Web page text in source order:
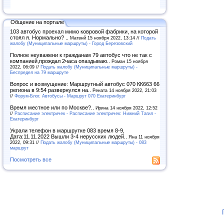
Общение на портале
103 автобус проехал мимо ковровой фабрики, на которой
стоял я. Нормально? .. Матвнй 15 ноября 2022, 13:14 // Подать
жалобу (Муниципальные маршруты) - Город Березовский
Полное неуважени к гражданам 79 автобус что не так с
компанией,прождал 2часа опаздываю.. Роман 15 ноября
2022, 06:09 // Подать жалобу (Муниципальные маршруты) -
Беспредел на 79 маршруте
Вопрос и возмущение: Маршрутный автобус 070 КК663 66
региона в 9:54 развернулся на.. Рената 14 ноября 2022, 21:03
// Форум-Блог. Автобусы - Маршрут 070 Екатеринбург
Время местное или по Москве?.. Ирина 14 ноября 2022, 12:52
// Расписание электричек - Расписание электричек: Нижний Тагил -
Екатеринбург
Украли телефон в маршрутке 083 время 8-9,
Дата:11.11.2022 Вышли 3-4 нерусских людей.. Яна 11 ноября
2022, 09:31 // Подать жалобу (Муниципальные маршруты) - 083
маршрут
Посмотреть все